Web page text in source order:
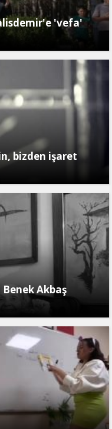
'vefa'
bizden işaret
Akbaş